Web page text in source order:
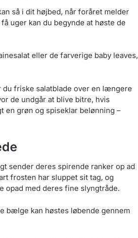
så i dit højbed, når foråret melder
uger kan du begynde at høste de
eller de farverige baby leaves,
du friske salatblade over en længere
de undgår at blive bitre, hvis
en grøn og spiseklar belønning –
sender deres spirende ranker op ad
frosten har sluppet sit tag, og
opad med deres fine slyngtråde.
bælge kan høstes løbende gennem